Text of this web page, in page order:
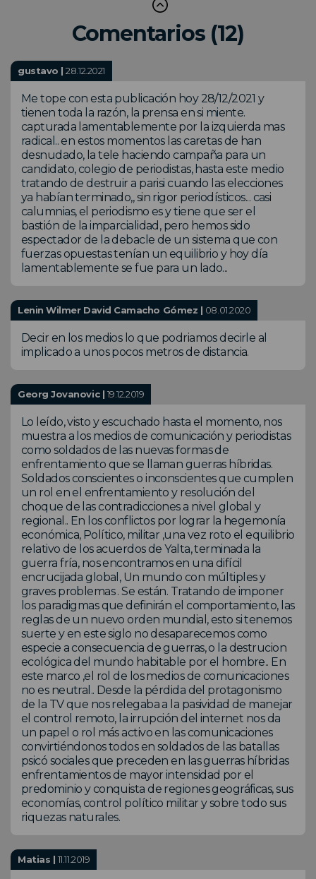
Comentarios (12)
gustavo |28.12.2021
Me tope con esta publicación hoy 28/12/2021 y
tienen toda la razón, la prensa en si miente.
capturada lamentablemente por la izquierda mas
radical.. en estos momentos las caretas de han
desnudado, la tele haciendo campaña para un
candidato, colegio de periodistas, hasta este medio
tratando de destruir a parisi cuando las elecciones
ya habían terminado,, sin rigor periodísticos... casi
calumnias, el periodismo es y tiene que ser el
bastión de la imparcialidad, pero hemos sido
espectador de la debacle de un sistema que con
fuerzas opuestas tenían un equilibrio y hoy día
lamentablemente se fue para un lado...
Lenin Wilmer David Camacho Gómez | 08.01.2020
Decir en los medios lo que podriamos decirle al
implicado a unos pocos metros de distancia.
Georg Jovanovic | 19.12.2019
Lo leído, visto y escuchado hasta el momento, nos
muestra a los medios de comunicación y periodistas
como soldados de las nuevas formas de
enfrentamiento que se llaman guerras híbridas.
Soldados conscientes o inconscientes que cumplen
un rol en el enfrentamiento y resolución del
choque de las contradicciones a nivel global y
regional.. En los conflictos por lograr la hegemonía
económica, Político, militar ,una vez roto el equilibrio
relativo de los acuerdos de Yalta, terminada la
guerra fría, nos encontramos en una difícil
encrucijada global, Un mundo con múltiples y
graves problemas . Se están. Tratando de imponer
los paradigmas que definirán el comportamiento, las
reglas de un nuevo orden mundial, esto si tenemos
suerte y en este siglo no desaparecemos como
especie a consecuencia de guerras, o la destrucion
ecológica del mundo habitable por el hombre.. En
este marco ,el rol de los medios de comunicaciones
no es neutral.. Desde la pérdida del protagonismo
de la TV que nos relegaba a la pasividad de manejar
el control remoto, la irrupción del internet nos da
un papel o rol más activo en las comunicaciones
convirtiéndonos todos en soldados de las batallas
psicó sociales que preceden en las guerras híbridas
enfrentamientos de mayor intensidad por el
predominio y conquista de regiones geográficas, sus
economías, control político militar y sobre todo sus
riquezas naturales.
Matias | 11.11.2019